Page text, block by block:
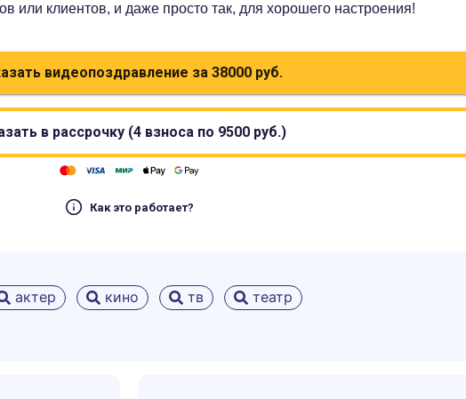
или клиентов, и даже просто так, для хорошего настроения!
видеопоздравление за 38000руб.
в рассрочку (4 взноса по 9500руб.)
Как это работает?
актер кино тв театр